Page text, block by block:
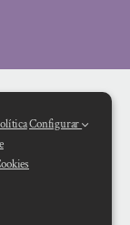
embargo, los
Configurar